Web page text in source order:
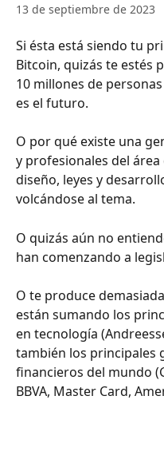
13 de septiembre de 2023
Si ésta está siendo tu
Bitcoin, quizás te estés
10 millones de
es el futuro.
O por qué existe una
y profesionales del
diseño, leyes y
volcándose al tema.
O quizás aún no
han comenzando a
O te produce
están sumando los
en tecnología
también los principales
financieros del mundo
BBVA, Master Card,